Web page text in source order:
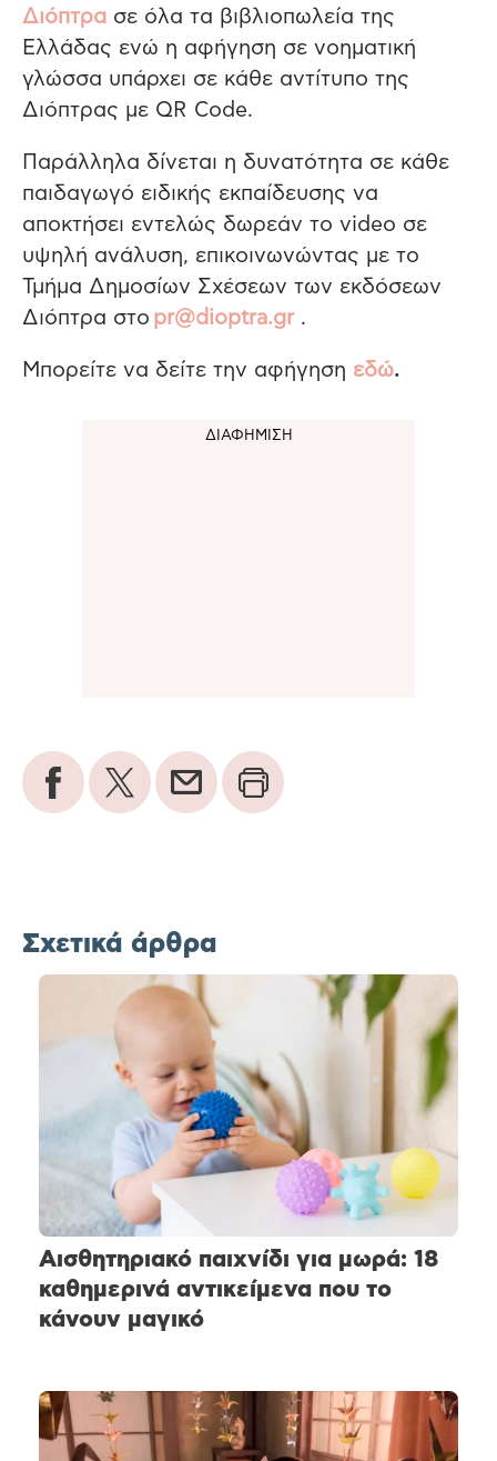
Διόπτρα σε όλα τα βιβλιοπωλεία της
Ελλάδας ενώ η αφήγηση σε νοηματική
γλώσσα υπάρχει σε κάθε αντίτυπο της
Διόπτρας με QR Code.
Παράλληλα δίνεται η δυνατότητα σε κάθε
παιδαγωγό ειδικής εκπαίδευσης να
αποκτήσει εντελώς δωρεάν το video σε
υψηλή ανάλυση, επικοινωνώντας με το
Τμήμα Δημοσίων Σχέσεων των εκδόσεων
Διόπτρα στο pr@dioptra.gr.
Μπορείτε να δείτε την αφήγηση εδώ.
Σχετικά άρθρα
Αισθητηριακό παιχνίδι για μωρά: 18
καθημερινά αντικείμενα που το
κάνουν μαγικό